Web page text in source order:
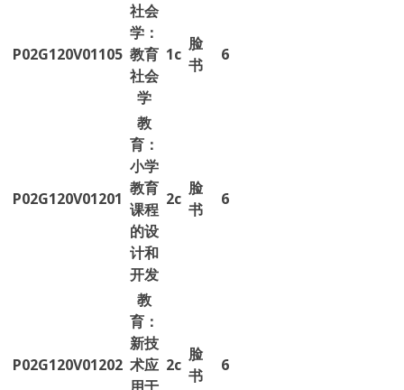
P02G120V01105
社会
学：
教育
社会
学
1c
脸
书
6
P02G120V01201
教
育：
小学
教育
课程
的设
计和
开发
2c
脸
书
6
P02G120V01202
教
育：
新技
术应 2c
脸
书
6